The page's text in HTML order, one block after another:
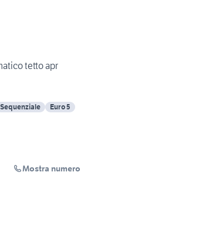
tetto apr
Sequenziale Euro 5
Mostra numero